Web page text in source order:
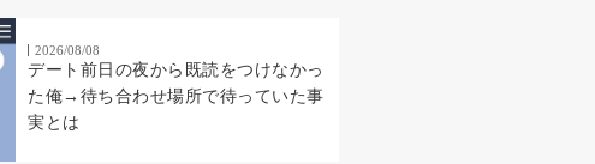
2026/08/08
デート前日の夜から既読をつけなかっ
た俺→待ち合わせ場所で待っていた事
実とは